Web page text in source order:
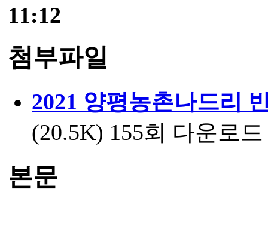
11:12
첨부파일
2021 양평농촌나드리
(20.5K) 155회 다운로드
본문